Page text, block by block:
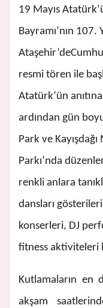
19 Mayıs
Bayramı’nın 107.
Ataşehir’de
resmi tören ile
Atatürk’ün
ardından gün
Park ve
Parkı’nda
renkli anlara
dansları
konserleri, DJ
fitness aktiviteleri
Kutlamaların en
akşam